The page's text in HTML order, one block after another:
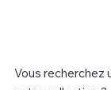
Vous recherchez